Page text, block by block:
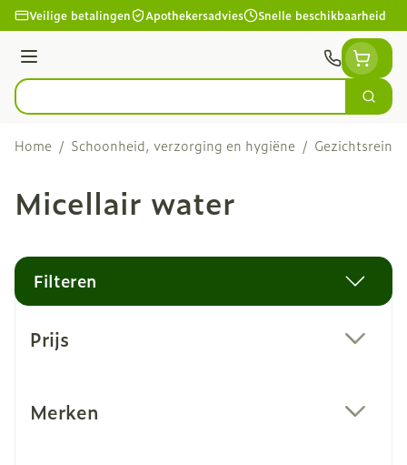
Ga naar de inhoud
Veilige betalingen Apothekersadvies Snelle beschikbaarheid
Menu
Product, merk, categorie...
Zoek
Home / Schoonheid, verzorging en hygiëne /
Micellair water
Filteren
Prijs
Merken